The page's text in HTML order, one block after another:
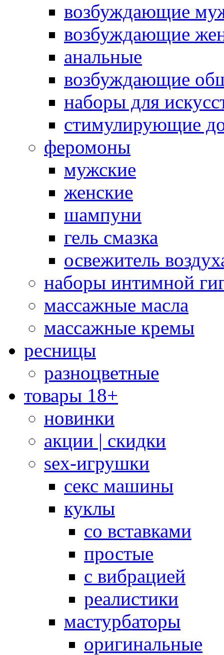
возбуждающие
возбуждающие
анальные
возбуждающие
наборы для
стимулирующие
феромоны
мужские
женские
шампуни
гель смазка
освежитель
наборы интимной
массажные масла
массажные кремы
ресницы
разноцветные
товары 18+
новинки
акции | скидки
sex-игрушки
секс машины
куклы
со вставками
простые
с вибрацией
реалистики
мастурбаторы
оригинальные